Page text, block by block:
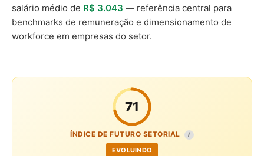
salário médio de R$ 3.043 — referência central para
benchmarks de remuneração e dimensionamento de
workforce em empresas do setor.
71
ÍNDICE DE FUTURO SETORIAL I
EVOLUINDO